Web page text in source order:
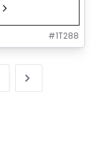
#1T288